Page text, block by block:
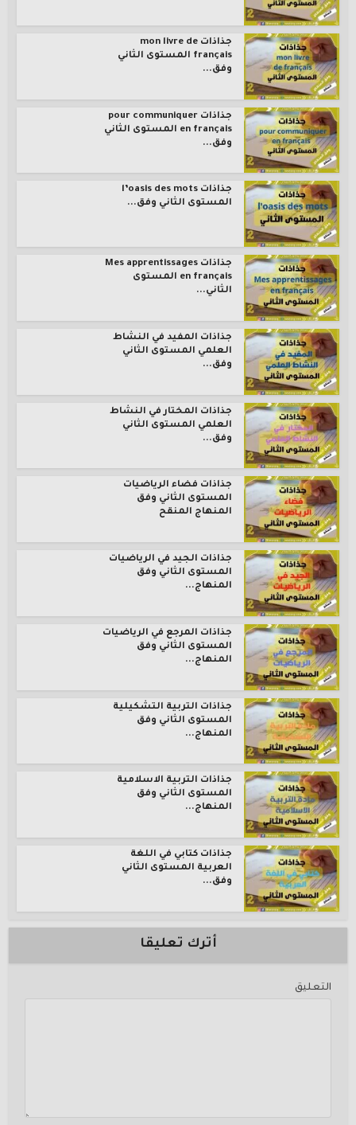
جذاذات mon livre de
français المستوى الثاني
وفق...
جذاذات pour communiquer
en français المستوى الثاني
وفق...
جذاذات l’oasis des mots
المستوى الثاني وفق...
جذاذات Mes apprentissages
en français المستوى
الثاني...
جذاذات المفيد في النشاط
العلمي المستوى الثاني
وفق...
جذاذات المختار في النشاط
العلمي المستوى الثاني
وفق...
جذاذات فضاء الرياضيات
المستوى الثاني وفق
المنهاج المنقح
جذاذات الجيد في الرياضيات
المستوى الثاني وفق
المنهاج...
جذاذات المرجع في الرياضيات
المستوى الثاني وفق
المنهاج...
جذاذات التربية التشكيلية
المستوى الثاني وفق
المنهاج...
جذاذات التربية الاسلامية
المستوى الثاني وفق
المنهاج...
جذاذات كتابي في اللغة
العربية المستوى الثاني
وفق...
أترك تعليقا
التعليق